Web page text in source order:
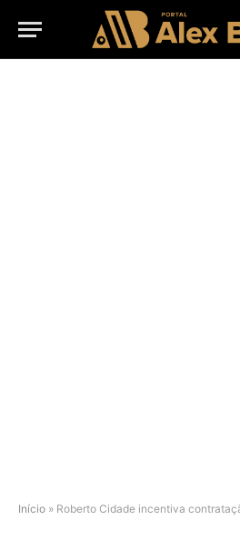
Início » Roberto Cidade incentiva contratação de